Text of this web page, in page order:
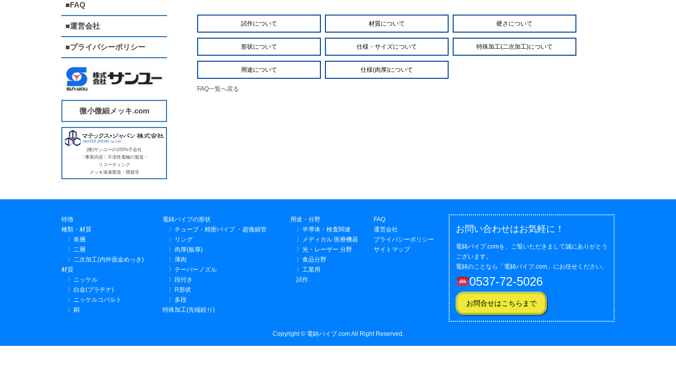
■FAQ
■運営会社
■プライバシーポリシー
微小微細メッキ.com
(株)サンユーの100%子会社
〈事業内容〉不溶性電極の製造・
リコーティング
メッキ液液製造・開発等
試作について 材質について 硬さについて
形状について 仕様・サイズについて 特殊加工(二次加工)について
用途について 仕様(肉厚)について
FAQ一覧へ戻る
特徴 電鋳パイプの形状 用途・分野
FAQ
種類・材質
〉チューブ・精密パイプ ・超微細管 〉半導体・検査関連
運営会社
〉単層
〉リング 〉メディカル 医療機器
プライバシーポリシー
〉二層
〉肉厚(板厚) 〉光・レーザー 分野
サイトマップ
〉二次加工(内外面金めっき)
〉薄肉
〉食品分野
材質
〉テーパーノズル
〉工業用
〉ニッケル
〉段付き
試作
〉白金(プラチナ)
〉R形状
〉ニッケルコバルト
〉多段
〉銅
特殊加工(先端絞り)
お問い合わせはお気軽に！
電鋳パイプ.comを、ご覧いただきまして誠にありがとう
ございます。
電鋳のことなら「電鋳パイプ.com」にお任せください。
0537-72-5026
お問合せはこちらまで
Copyright © 電鋳パイプ.com All Right Reserved.